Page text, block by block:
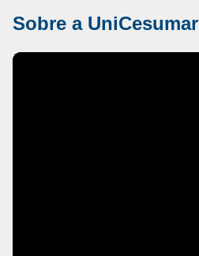
Sobre a UniCesumar